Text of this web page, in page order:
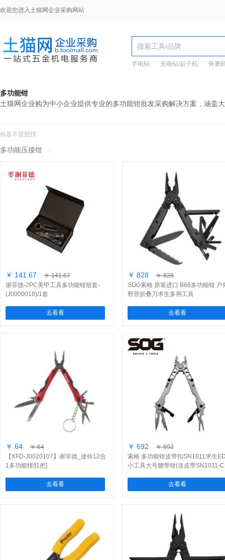
欢迎您进入土猫网企业采购网站
手电钻 充电钻/起子机 角磨
多功能钳
土猫网企业购为中小企业提供专业的多功能钳批发采购解决方案，涵盖
你是不是想找
多功能压接钳
￥ 141.67
￥ 141.67
谢菲德-2PC美甲工具多功能钳组套-
(J0000018)/1套
去看看
￥ 828
￥ 828
SOG索格 原装进口 B66多功能钳 户
野营折叠刀求生多用工具
去看看
￥ 64
￥ 64
【XFD-J0020107】谢菲德_迷你12合
1多功能钳/[1把]
去看看
￥ 692
￥ 692
索格 多功能钳皮带扣SN1011求生
小工具大号腰带钳(送皮带SN1011-
去看看